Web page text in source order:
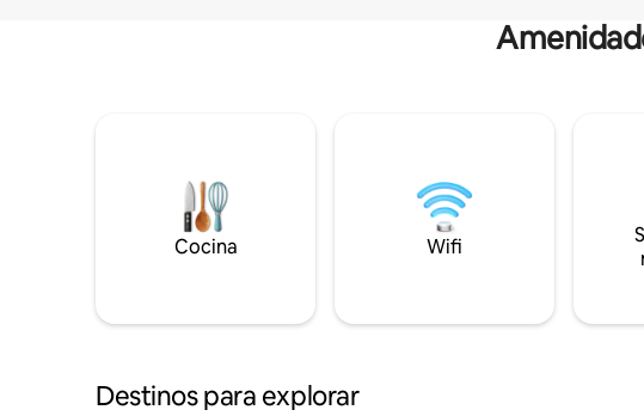
Cocina Wifi
Destinos para explorar